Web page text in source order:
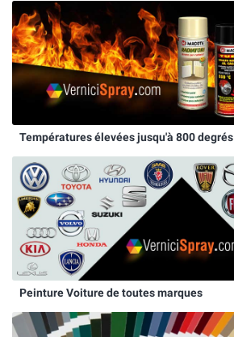
Températures élevées jusqu'à 800 degrés
Peinture Voiture de toutes marques